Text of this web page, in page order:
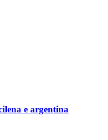
e argentina